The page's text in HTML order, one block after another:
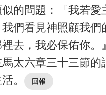
的問題：『我若
們看見神照顧我
去，我必保佑你
太六章三十三節
。